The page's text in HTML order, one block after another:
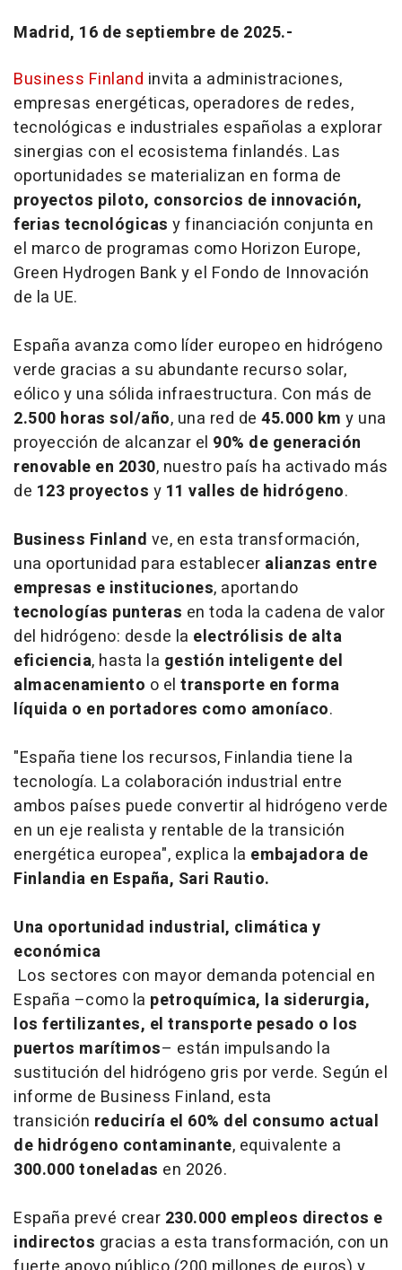
Madrid, 16 de septiembre de 2025.-
Business Finland invita a administraciones,
empresas energéticas, operadores de redes,
tecnológicas e industriales españolas a explorar
sinergias con el ecosistema finlandés. Las
oportunidades se materializan en forma de
proyectos piloto, consorcios de innovación,
ferias tecnológicas y financiación conjunta en
el marco de programas como Horizon Europe,
Green Hydrogen Bank y el Fondo de Innovación
de la UE.
España avanza como líder europeo en hidrógeno
verde gracias a su abundante recurso solar,
eólico y una sólida infraestructura. Con más de
2.500 horas sol/año, una red de 45.000 km y una
proyección de alcanzar el 90% de generación
renovable en 2030, nuestro país ha activado más
de 123 proyectos y 11 valles de hidrógeno.
Business Finland ve, en esta transformación,
una oportunidad para establecer alianzas entre
empresas e instituciones, aportando
tecnologías punteras en toda la cadena de valor
del hidrógeno: desde la electrólisis de alta
eficiencia, hasta la gestión inteligente del
almacenamiento o el transporte en forma
líquida o en portadores como amoníaco.
"España tiene los recursos, Finlandia tiene la
tecnología. La colaboración industrial entre
ambos países puede convertir al hidrógeno verde
en un eje realista y rentable de la transición
energética europea", explica la embajadora de
Finlandia en España, Sari Rautio.
Una oportunidad industrial, climática y
económica
Los sectores con mayor demanda potencial en
España –como la petroquímica, la siderurgia,
los fertilizantes, el transporte pesado o los
puertos marítimos– están impulsando la
sustitución del hidrógeno gris por verde. Según el
informe de Business Finland, esta
transición reduciría el 60% del consumo actual
de hidrógeno contaminante, equivalente a
300.000 toneladas en 2026.
España prevé crear 230.000 empleos directos e
indirectos gracias a esta transformación, con un